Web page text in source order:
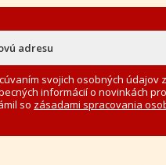
svojich osobných údajov
informácií o novinkách
so zásadami spracovania